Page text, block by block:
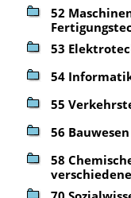
52
53
54
55
56 Bauwesen
58